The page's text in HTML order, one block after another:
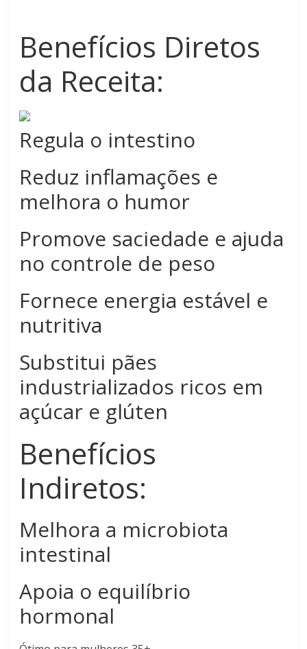
Benefícios Diretos
da Receita:
Regula o intestino
Reduz inflamações e
melhora o humor
Promove saciedade e ajuda
no controle de peso
Fornece energia estável e
nutritiva
Substitui pães
industrializados ricos em
açúcar e glúten
Benefícios
Indiretos:
Melhora a microbiota
intestinal
Apoia o equilíbrio
hormonal